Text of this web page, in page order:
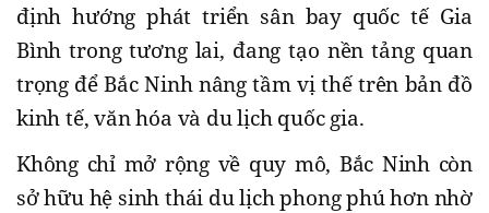
định hướng phát triển sân bay quốc tế Gia
Bình trong tương lai, đang tạo nền tảng quan
trọng để Bắc Ninh nâng tầm vị thế trên bản đồ
kinh tế, văn hóa và du lịch quốc gia.
Không chỉ mở rộng về quy mô, Bắc Ninh còn
sở hữu hệ sinh thái du lịch phong phú hơn nhờ